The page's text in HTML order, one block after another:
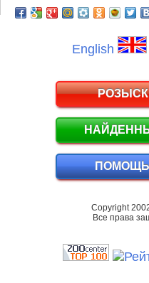
English
Copyright
Все права